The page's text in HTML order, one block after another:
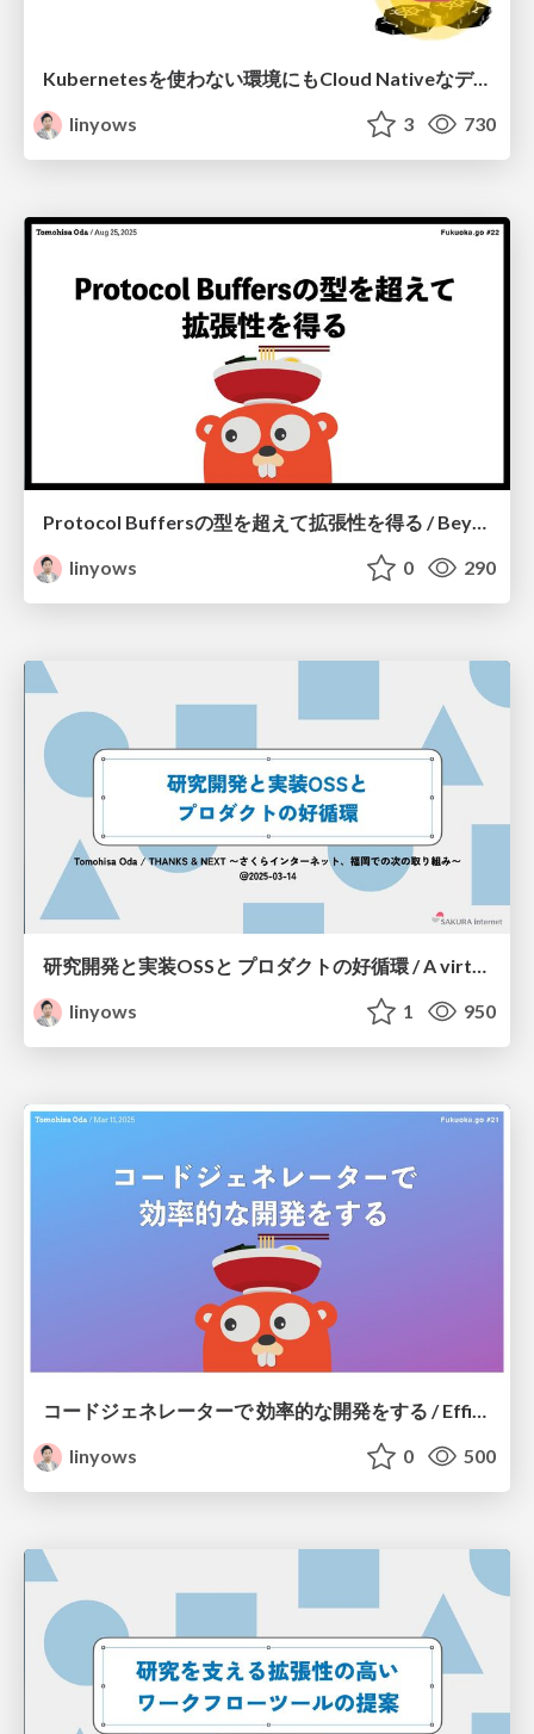
Kubernetesを使わない環境にもCloud Nativeなデプロイを実現する / Enabling Cloud Native deployments without the complexity of Kubernetes
linyows
3 730
Protocol Buffersの型を超えて拡張性を得る / Beyond Protocol Buffers Types Achieving Extensibility
linyows
0 290
研究開発と実装OSSと プロダクトの好循環 / A virtuous cycle of research and development implementation OSS and products
linyows
1 950
コードジェネレーターで 効率的な開発をする / Efficient development with code generators
linyows
0 500